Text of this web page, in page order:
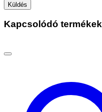
Kapcsolódó termékek